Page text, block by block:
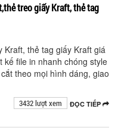
treo giấy Kraft, thẻ tag
thẻ tag giấy Kraft giá
kế file in nhanh chóng style
theo mọi hình dáng, giao
ĐỌC TIẾP
3432 lượt xem